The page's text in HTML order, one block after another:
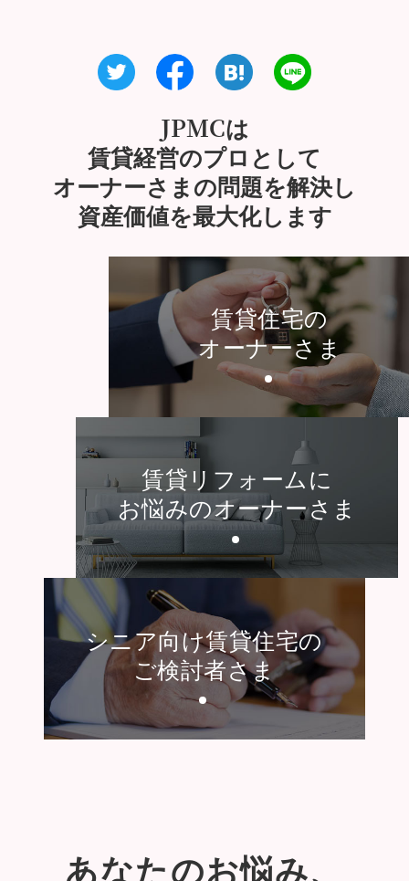
JPMCは
賃貸経営のプロとして
オーナーさまの問題を解決し
資産価値を最大化します
賃貸住宅の
オーナーさま
賃貸リフォームに
お悩みのオーナーさま
シニア向け賃貸住宅の
ご検討者さま
あなたのお悩み、